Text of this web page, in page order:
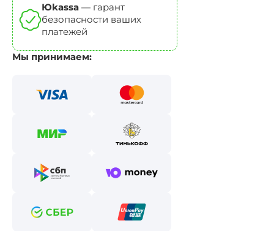
Юkassa — гарант
безопасности ваших
платежей
Мы принимаем: